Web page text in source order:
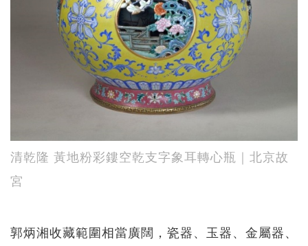
清乾隆 黃地粉彩鏤空乾支字象耳轉心瓶｜北京故
宮
郭炳湘收藏範圍相當廣闊，瓷器、玉器、金屬器、